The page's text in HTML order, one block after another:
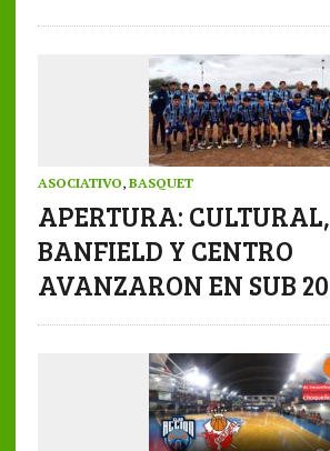
ASOCIATIVO, BASQUET
APERTURA: CULTURAL,
BANFIELD Y CENTRO
AVANZARON EN SUB 20